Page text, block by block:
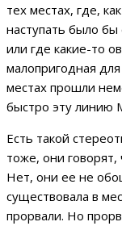
тех местах, где,
наступать было
или где какие-то
малопригодная
местах прошли
быстро эту линию
Есть такой
тоже, они
Нет, они ее не
существовала в
прорвали. Но